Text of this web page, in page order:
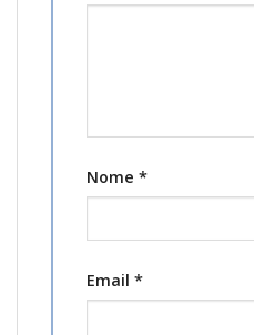
Nome *
Email *